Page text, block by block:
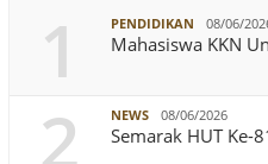
1 PENDIDIKAN 08/06/
Mahasiswa KKN
2 NEWS 08/06/2026
Semarak HUT Ke-